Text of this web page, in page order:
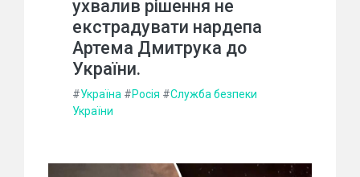
ухвалив рішення не
екстрадувати нардепа
Артема Дмитрука до
України.
#Україна #Росія #Служба безпеки
України